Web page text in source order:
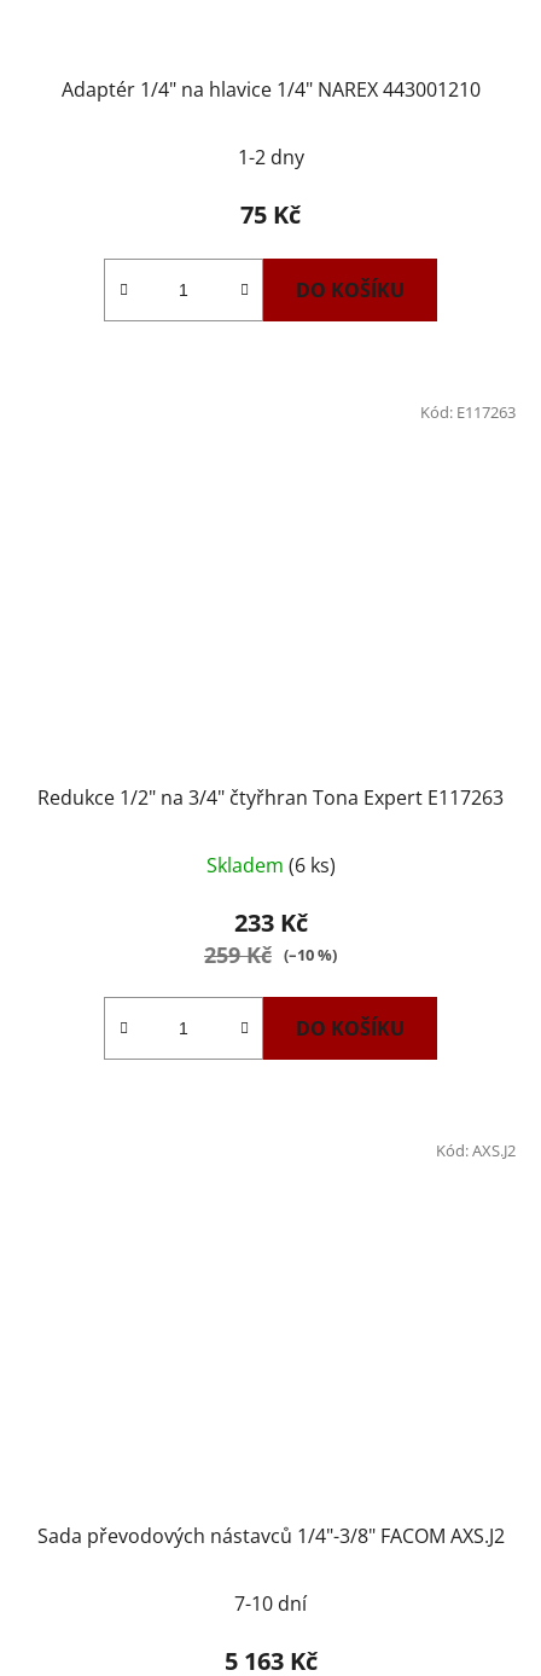
Adaptér 1/4" na hlavice 1/4" NAREX 443001210
1-2 dny
75 Kč
DO KOŠÍKU
Redukce 1/2" na 3/4" čtyřhran Tona Expert E117263
Skladem (6 ks)
233 Kč
259 Kč (–10 %)
DO KOŠÍKU
Kód: E117263
Sada převodových nástavců 1/4"-3/8" FACOM AXS.J2
7-10 dní
5 163 Kč
Kód:AXS.J2